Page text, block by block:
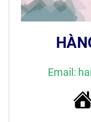
Email: